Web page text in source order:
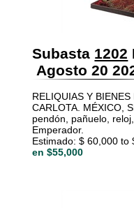
Subasta 1202
Agosto 20
RELIQUIAS Y
CARLOTA. MÉXICO,
pendón, pañuelo,
Emperador.
Estimado: $ 60,000 to
en $55,000